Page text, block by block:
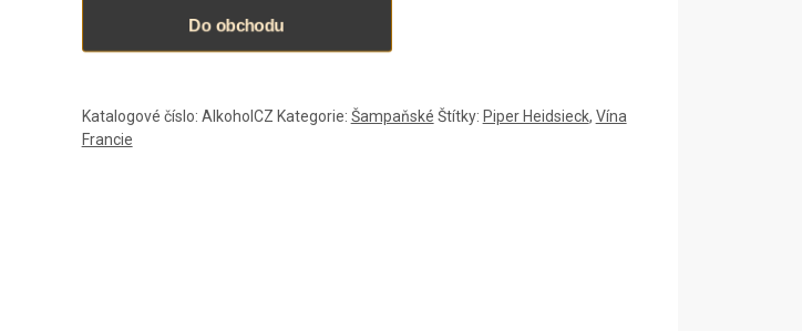
Do obchodu
Katalogové číslo: AlkoholCZ Kategorie: Šampaňské Štítky: Piper Heidsieck, Vína
Francie